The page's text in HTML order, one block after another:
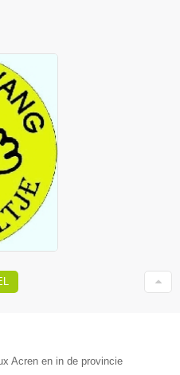
Acren en in de provincie